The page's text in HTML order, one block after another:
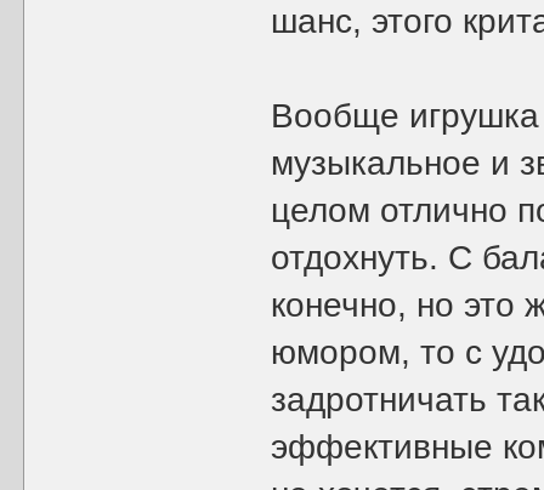
шанс, этого
Вообще
музыкальное и
целом отлично
отдохнуть. С
конечно, но это
юмором, то с
задротничать
эффективные